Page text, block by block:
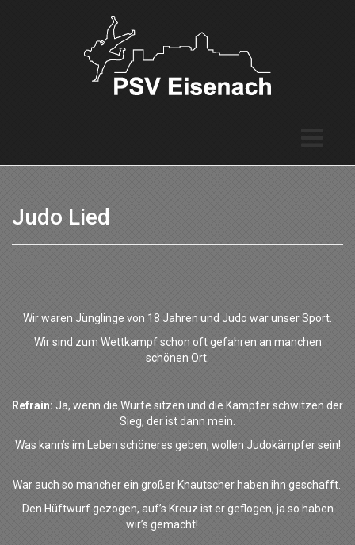
Judo Lied
Wir waren Jünglinge von 18 Jahren und Judo war unser Sport.
Wir sind zum Wettkampf schon oft gefahren an manchen
schönen Ort.
Refrain: Ja, wenn die Würfe sitzen und die Kämpfer schwitzen der
Sieg, der ist dann mein.
Was kann’s im Leben schöneres geben, wollen Judokämpfer sein!
War auch so mancher ein großer Knautscherhaben ihn geschafft.
Den Hüftwurf gezogen, auf’s Kreuz ist er geflogen, ja so haben
wir’s gemacht!